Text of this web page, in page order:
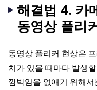
해결법 4. 카
동영상 플리
동영상 플리커 현상은
치가 있을 때마다 발생
깜박임을 없애기 위해